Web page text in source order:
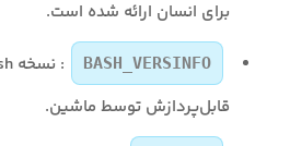
برای انسان ارائه شده است.
BASH_VERSINFO
قابل‌پردازش توسط ماشین.